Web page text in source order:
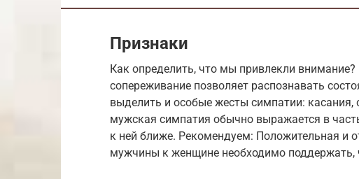
Признаки
Как определить, что мы привлекли
сопереживание позволяет распознавать
выделить и особые жесты симпатии: касания,
мужская симпатия обычно выражается в
к ней ближе. Рекомендуем: Положительная и
мужчины к женщине необходимо поддержать,